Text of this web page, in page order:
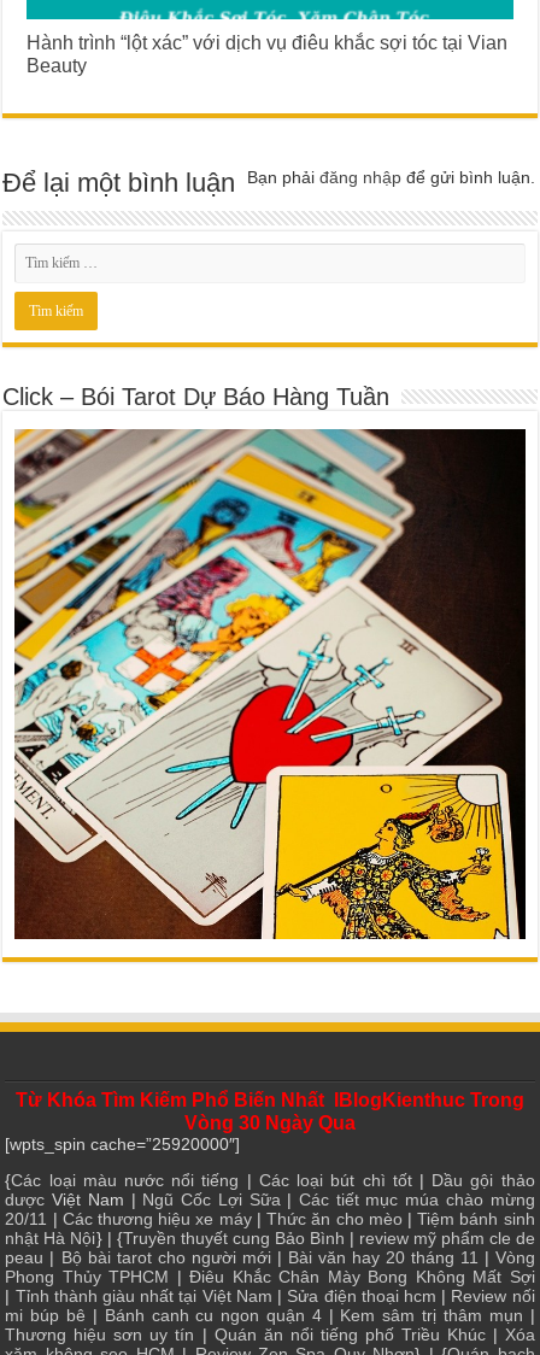
Hành trình “lột xác” với dịch vụ điêu khắc sợi tóc tại Vian
Beauty
Để lại một bình luận Bạn phảiđăng nhập để gửi bình luận.
Click – Bói Tarot Dự Báo Hàng Tuần
Từ Khóa Tìm Kiếm Phổ Biến Nhất IBlogKienthuc Trong
Vòng 30 Ngày Qua
[wpts_spin cache=”25920000″]
{Các loại màu nước nổi tiếng | Các loại bút chì tốt| Dầu gội thảo
dược Việt Nam | Ngũ Cốc Lợi Sữa | Các tiết mục múa chào mừng
20/11 | Các thương hiệu xe máy|Thức ăn cho mèo|Tiệm bánh sinh
nhật Hà Nội} | {Truyền thuyết cung Bảo Bình | review mỹ phẩm cle de
peau | Bộ bài tarot cho người mới| Bài văn hay 20 tháng 11 | Vòng
Phong Thủy TPHCM |Điêu Khắc Chân Mày Bong Không Mất Sợi
| Tỉnh thành giàu nhất tại Việt Nam | Sửa điện thoại hcm | Review nối
mi búp bê | Bánh canh cu ngon quận 4| Kem sâm trị thâm mụn |
Thương hiệu sơn uy tín | Quán ăn nổi tiếng phố Triều Khúc| Xóa